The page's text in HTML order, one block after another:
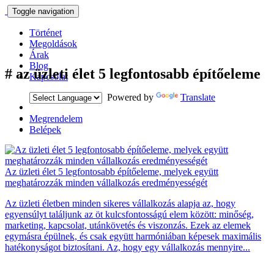
Toggle navigation
Történet
Megoldások
Árak
Blog
Kapcsolat
Powered by
Translate
Megrendelem
Belépek
# az üzleti élet 5 legfontosabb építőeleme
Az üzleti élet 5 legfontosabb építőeleme, melyek együtt
meghatározzák minden vállalkozás eredményességét
Az üzleti életben minden sikeres vállalkozás alapja az, hogy
egyensúlyt találjunk az öt kulcsfontosságú elem között: minőség,
marketing, kapcsolat, utánkövetés és viszonzás. Ezek az elemek
egymásra épülnek, és csak együtt harmóniában képesek maximális
hatékonyságot biztosítani. Az, hogy egy vállalkozás mennyire...